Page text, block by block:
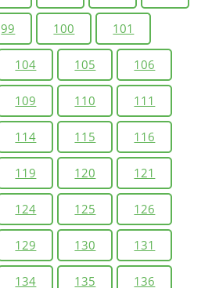
99 100 101
104 105 106
109 110 111
114 115 116
119 120 121
124 125 126
129 130 131
134 135 136